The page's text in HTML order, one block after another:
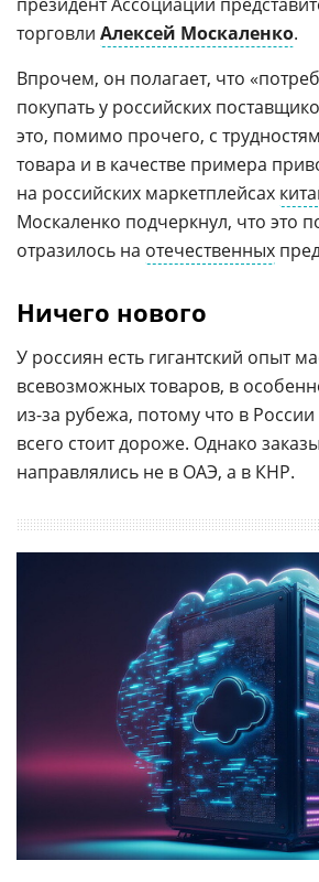
торговли Алексей Москаленко.
Впрочем, он полагает, что
покупать у российских
это, помимо прочего, с
товара и в качестве примера
на российских маркетплейсах
Москаленко подчеркнул, что это
отразилось на отечественных
Ничего нового
У россиян есть гигантский опыт
всевозможных товаров, в
из-за рубежа, потому что в
всего стоит дороже. Однако
направлялись не в ОАЭ, а в КНР.